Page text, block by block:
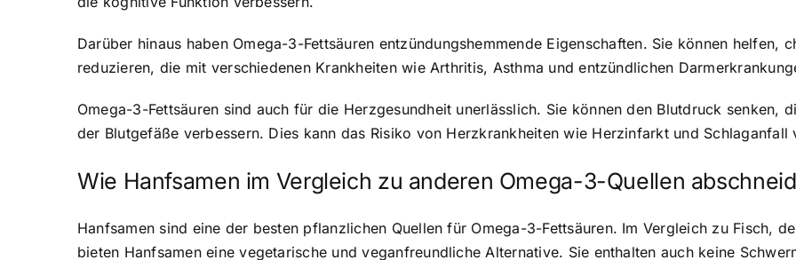
Darüber hinaus haben Omega-3-Fettsäuren entzündungshemmende Eigenschaften. Sie können helfen,
reduzieren, die mit verschiedenen Krankheiten wie Arthritis, Asthma und entzündlichen
Omega-3-Fettsäuren sind auch für die Herzgesundheit unerlässlich. Sie können den Blutdruck senken,
der Blutgefäße verbessern. Dies kann das Risiko von Herzkrankheiten wie Herzinfarkt und Schlaganfall
Wie Hanfsamen im Vergleich zu anderen Omega-3-Quellen
Hanfsamen sind eine der besten pflanzlichen Quellen für Omega-3-Fettsäuren. Im Vergleich zu Fisch,
bieten Hanfsamen eine vegetarische und veganfreundliche Alternative. Sie enthalten auch keine